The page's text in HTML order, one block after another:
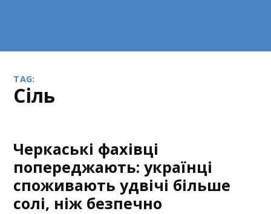
TAG:
сіль
Черкаські фахівці
попереджають: українці
споживають удвічі більше
солі, ніж безпечно